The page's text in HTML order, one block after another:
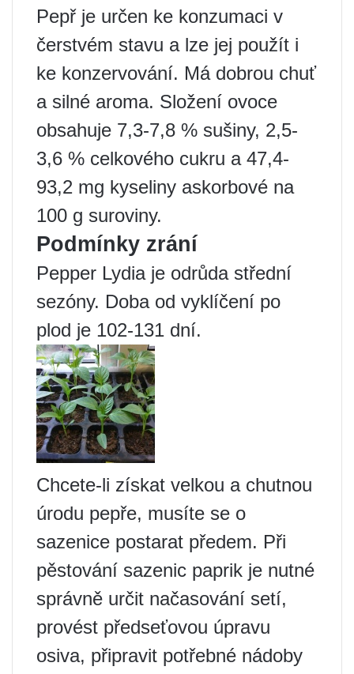
Pepř je určen ke konzumaci v
čerstvém stavu a lze jej použít i
ke konzervování. Má dobrou chuť
a silné aroma. Složení ovoce
obsahuje 7,3-7,8 % sušiny, 2,5-
3,6 % celkového cukru a 47,4-
93,2 mg kyseliny askorbové na
100 g suroviny.
Podmínky zrání
Pepper Lydia je odrůda střední
sezóny. Doba od vyklíčení po
plod je 102-131 dní.
Chcete-li získat velkou a chutnou
úrodu pepře, musíte se o
sazenice postarat předem. Při
pěstování sazenic paprik je nutné
správně určit načasování setí,
provést předseťovou úpravu
osiva, připravit potřebné nádoby